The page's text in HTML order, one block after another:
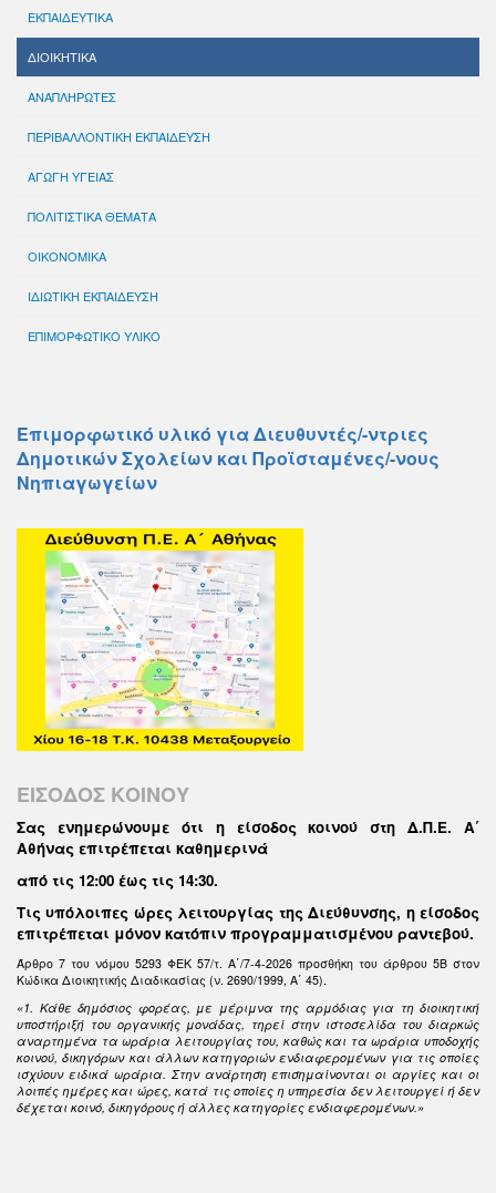
ΕΚΠΑΙΔΕΥΤΙΚΑ
ΔΙΟΙΚΗΤΙΚΑ
ΑΝΑΠΛΗΡΩΤΕΣ
ΠΕΡΙΒΑΛΛΟΝΤΙΚΗ ΕΚΠΑΙΔΕΥΣΗ
ΑΓΩΓΗ ΥΓΕΙΑΣ
ΠΟΛΙΤΙΣΤΙΚΑ ΘΕΜΑΤΑ
ΟΙΚΟΝΟΜΙΚΑ
ΙΔΙΩΤΙΚΗ ΕΚΠΑΙΔΕΥΣΗ
ΕΠΙΜΟΡΦΩΤΙΚΟ ΥΛΙΚΟ
Επιμορφωτικό υλικό για Διευθυντές/-ντριες
Δημοτικών Σχολείων και Προϊσταμένες/-νους
Νηπιαγωγείων
ΕΙΣΟΔΟΣ ΚΟΙΝΟΥ
Σας ενημερώνουμε ότι η είσοδος κοινού στη Δ.Π.Ε. Α΄
Αθήνας επιτρέπεται καθημερινά
από τις 12:00 έως τις 14:30.
Τις υπόλοιπες ώρες λειτουργίας της Διεύθυνσης, η είσοδος
επιτρέπεται μόνον κατόπιν προγραμματισμένου ραντεβού.
Άρθρο 7 του νόμου 5293 ΦΕΚ 57/τ. Α΄/7-4-2026 προσθήκη του άρθρου 5Β στον
Κώδικα Διοικητικής Διαδικασίας (ν. 2690/1999, Α΄ 45).
«1. Κάθε δημόσιος φορέας, με μέριμνα της αρμόδιας για τη διοικητική
υποστήριξή του οργανικής μονάδας, τηρεί στην ιστοσελίδα του διαρκώς
αναρτημένα τα ωράρια λειτουργίας του, καθώς και τα ωράρια υποδοχής
κοινού, δικηγόρων και άλλων κατηγοριών ενδιαφερομένων για τις οποίες
ισχύουν ειδικά ωράρια. Στην ανάρτηση επισημαίνονται οι αργίες και οι
λοιπές ημέρες και ώρες, κατά τις οποίες η υπηρεσία δεν λειτουργεί ή δεν
δέχεται κοινό, δικηγόρους ή άλλες κατηγορίες ενδιαφερομένων.»